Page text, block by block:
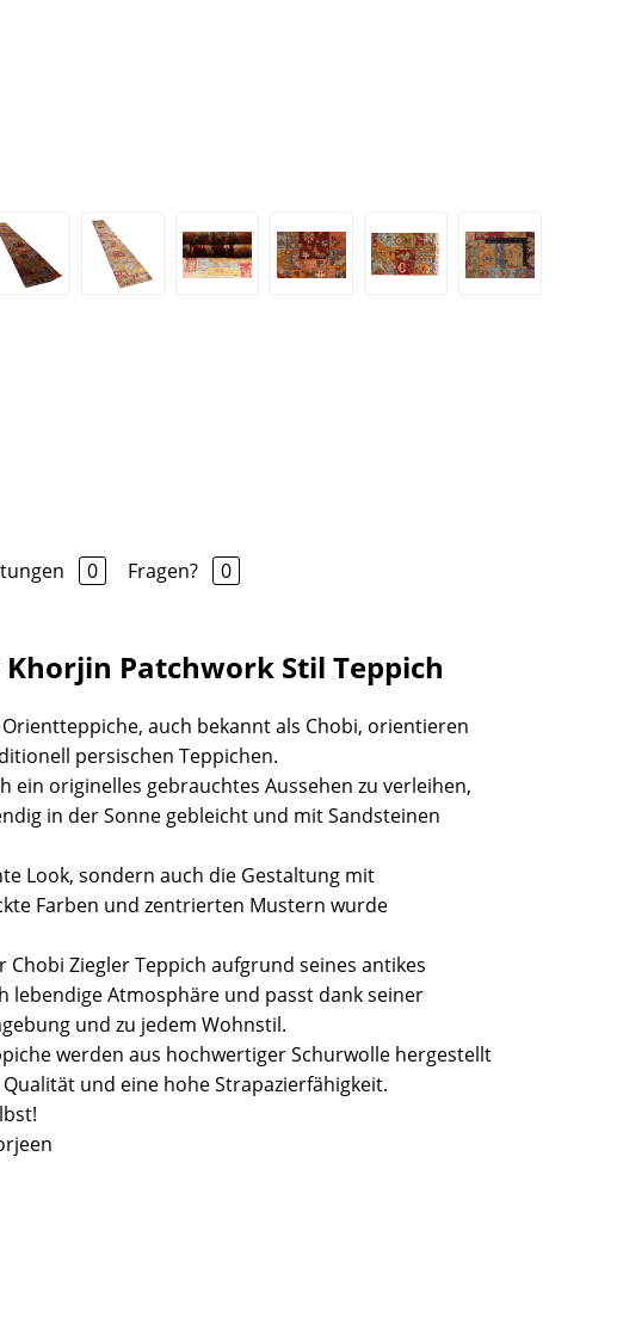
0 Fragen? 0
Patchwork Stil Teppich
auch bekannt als Chobi, orientieren
persischen Teppichen.
ein originelles gebrauchtes Aussehen zu verleihen,
in der Sonne gebleicht und mit Sandsteinen
Look, sondern auch die Gestaltung mit
Farben und zentrierten Mustern wurde
Chobi Ziegler Teppich aufgrund seines antikes
lebendige Atmosphäre und passt dank seiner
und zu jedem Wohnstil.
werden aus hochwertiger Schurwolle hergestellt
und eine hohe Strapazierfähigkeit.